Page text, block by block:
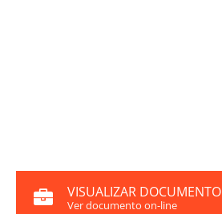
VISUALIZAR DOCUMENTO
Ver documento on-line